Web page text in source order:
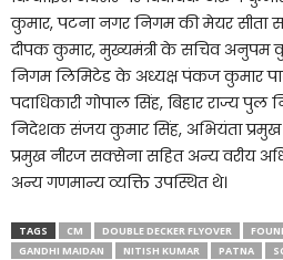
कुमार, पटना नगर निगम की मेयर सीता
दीपक कुमार, मुख्यमंत्री के सचिव अनुपम
निगम लिमिटेड के अध्यक्ष पंकज कुमार
पदाधिकारी गोपाल सिंह, बिहार राज्य
निदेशक संजय कुमार सिंह, अभियंता प्रमुख
प्रमुख नीरज सक्सेना सहित अन्य वरीय
अन्य गणमान्य व्यक्ति उपस्थित थे।
TAGS CM DOUBLE DECKER FLYOVER
GANDHI MAIDAN
NITISH KUMAR PATNA